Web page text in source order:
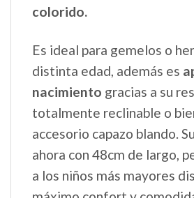
colorido.
Es ideal para gemelos o
distinta edad, además es
nacimiento gracias a su
totalmente reclinable o
accesorio capazo blando.
ahora con 48cm de largo,
a los niños más mayores